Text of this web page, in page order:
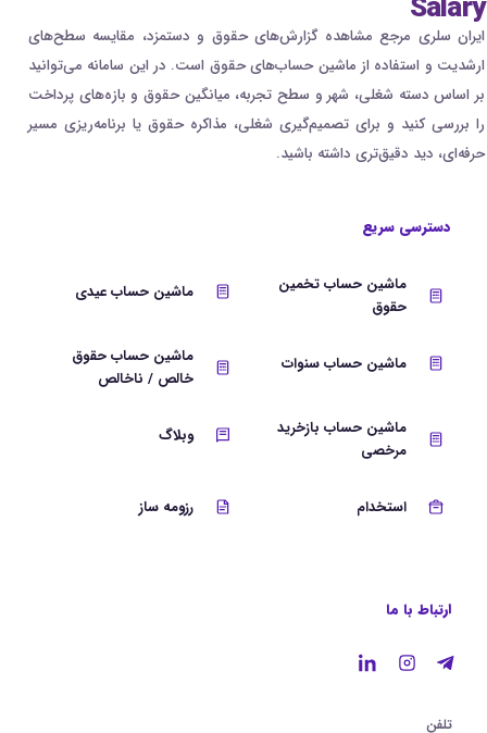
Salary
ایران سلری مرجع مشاهده گزارش‌های حقوق و دستمزد، مقایسه سطح‌های
ارشدیت و استفاده از ماشین حساب‌های حقوق است. در این سامانه می‌توانید
بر اساس دسته شغلی، شهر و سطح تجربه، میانگین حقوق و بازه‌های پرداخت
را بررسی کنید و برای تصمیم‌گیری شغلی، مذاکره حقوق یا برنامه‌ریزی مسیر
حرفه‌ای، دید دقیق‌تری داشته باشید.
دسترسی سریع
ماشین حساب تخمین
حقوق
ماشین حساب عیدی
ماشین حساب سنوات
ماشین حساب حقوق
خالص / ناخالص
ماشین حساب بازخرید
مرخصی
وبلاگ
استخدام رزومه ساز
ارتباط با ما
تلفن